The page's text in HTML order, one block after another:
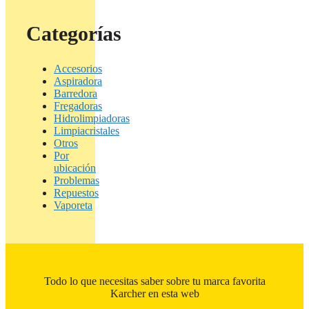
Categorías
Accesorios
Aspiradora
Barredora
Fregadoras
Hidrolimpiadoras
Limpiacristales
Otros
Por
ubicación
Problemas
Repuestos
Vaporeta
Todo lo que necesitas saber sobre tu marca favorita
Karcher en esta web